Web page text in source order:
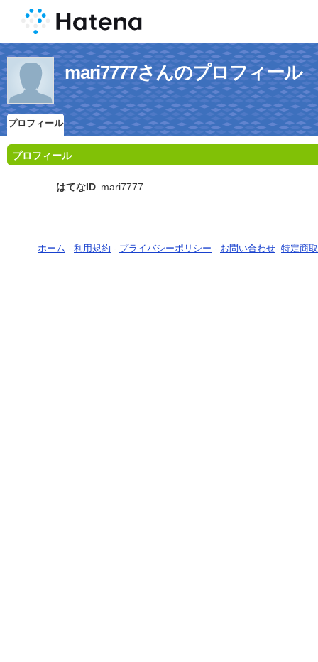
mari7777さんのプロフィール
プロフィール
プロフィール
はてなID mari7777
ホーム - 利用規約 - プライバシーポリシー - お問い合わせ- 特定商